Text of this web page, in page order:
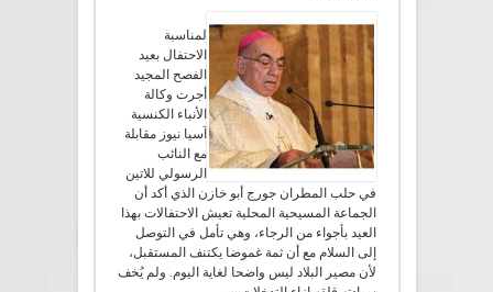
لمناسبة
الاحتفال بعيد
الفصح المجيد
أجرت وكالة
الأنباء الكنسية
آسيا نيوز مقابلة
مع النائب
الرسولي للاتين
في حلب المطران جورج أبو خازن الذي أكد أن
الجماعة المسيحية المحلية تعيش الاحتفالات بهذا
العيد بأجواء من الرجاء، وهي تأمل في التوصل
إلى السلام مع أن ثمة غموضا يكتنف المستقبل،
لأن مصير البلاد ليس واضحا لغاية اليوم. ولم يُخف